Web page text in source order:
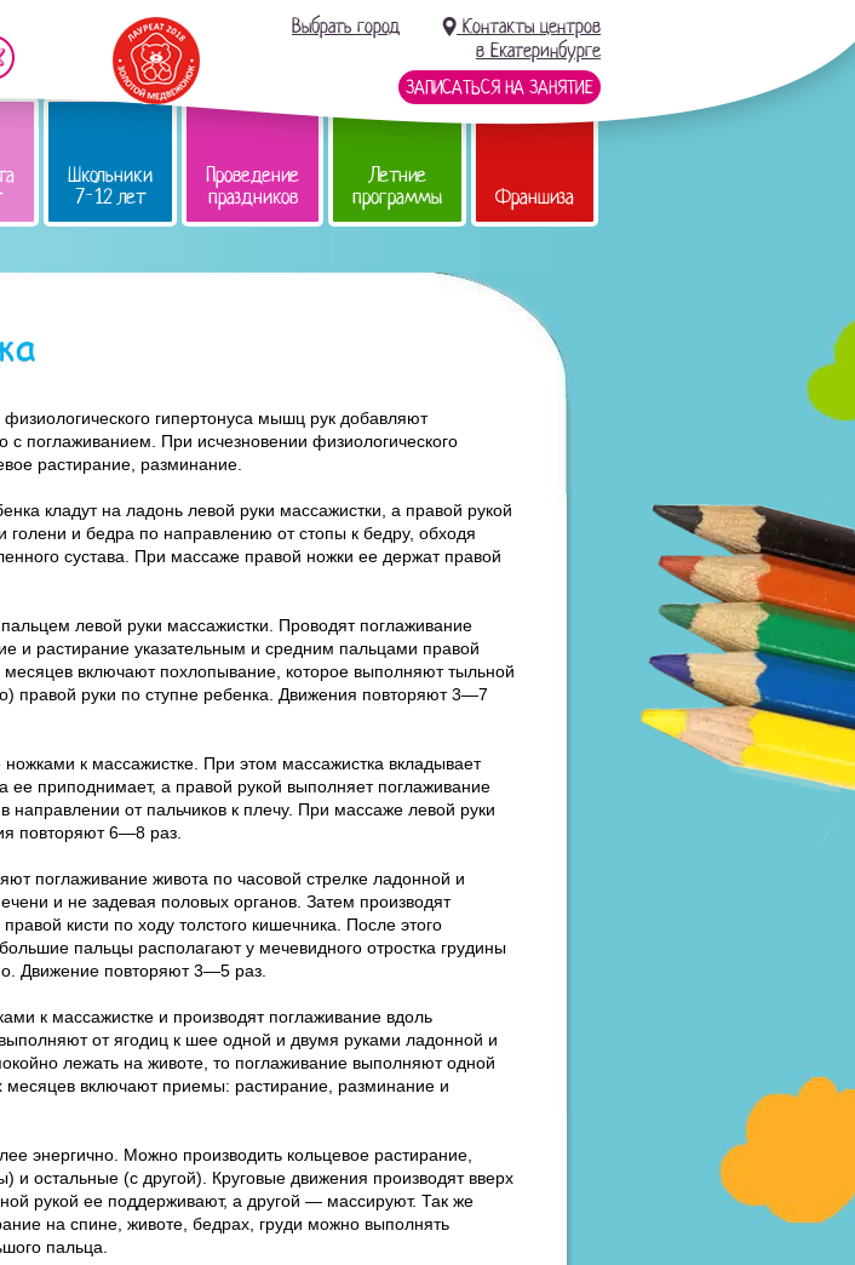
Выбрать город
Контакты центров
в Екатеринбурге
ЗАПИСАТЬСЯ НА ЗАНЯТИЕ
Школьники
7-12 лет
Проведение
праздников
Летние
программы Франшиза
гипертонуса мышц рук добавляют
с поглаживанием. При исчезновении физиологического
растирание, разминание.
кладут на ладонь левой руки массажистки, а правой рукой
голени и бедра по направлению от стопы к бедру, обходя
сустава. При массаже правой ножки ее держат правой
левой руки массажистки. Проводят поглаживание
и растирание указательным и средним пальцами правой
включают похлопывание, которое выполняют тыльной
правой руки по ступне ребенка. Движения повторяют 3—7
к массажистке. При этом массажистка вкладывает
ее приподнимает, а правой рукой выполняет поглаживание
от пальчиков к плечу. При массаже левой руки
повторяют 6—8 раз.
поглаживание живота по часовой стрелке ладонной и
и не задевая половых органов. Затем производят
кисти по ходу толстого кишечника. После этого
пальцы располагают у мечевидного отростка грудины
Движение повторяют 3—5 раз.
к массажистке и производят поглаживание вдоль
от ягодиц к шее одной и двумя руками ладонной и
лежать на животе, то поглаживание выполняют одной
месяцев включают приемы: растирание, разминание и
энергично. Можно производить кольцевое растирание,
остальные (с другой). Круговые движения производят вверх
рукой ее поддерживают, а другой — массируют. Так же
на спине, животе, бедрах, груди можно выполнять
пальца.